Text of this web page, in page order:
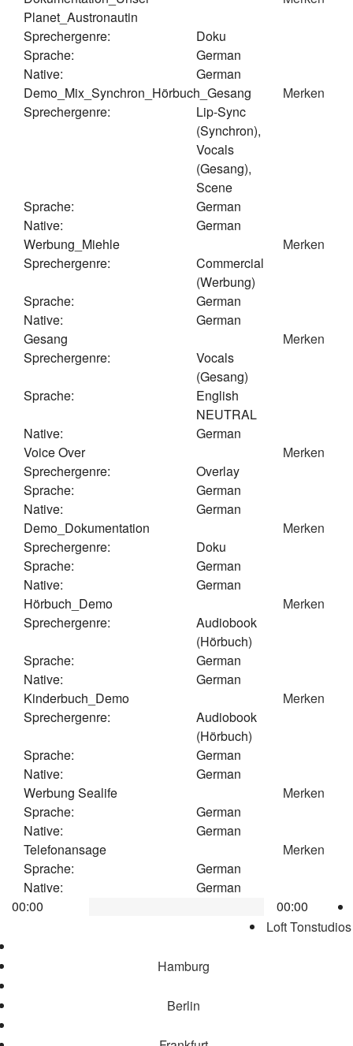
Planet_Austronautin
Sprechergenre:
Doku
Sprache:
German
Native:
German
Demo_Mix_Synchron_Hörbuch_Gesang
Sprechergenre:
Lip-Sync
(Synchron),
Vocals
(Gesang),
Scene
Sprache:
German
Native:
German
Merken
Werbung_Miehle
Sprechergenre:
Commercial
(Werbung)
Sprache:
German
Native:
German
Merken
Gesang
Sprechergenre:
Vocals
(Gesang)
Sprache:
English
NEUTRAL
Native:
German
Merken
Voice Over
Sprechergenre:
Overlay
Sprache:
German
Native:
German
Merken
Demo_Dokumentation
Sprechergenre:
Doku
Sprache:
German
Native:
German
Merken
Hörbuch_Demo
Sprechergenre:
Audiobook
(Hörbuch)
Sprache:
German
Native:
German
Merken
Kinderbuch_Demo
Sprechergenre:
Audiobook
(Hörbuch)
Sprache:
German
Native:
German
Merken
Werbung Sealife
Sprache:
German
Native:
German
Merken
Telefonansage
Sprache:
German
Native:
German
Merken
00:00
00:00
Loft Tonstudios
Hamburg
Berlin